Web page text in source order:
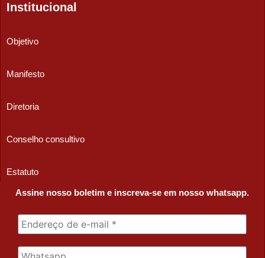
Institucional
Objetivo
Manifesto
Diretoria
Conselho consultivo
Estatuto
Assine nosso boletim e inscreva-se em nosso whatsapp.